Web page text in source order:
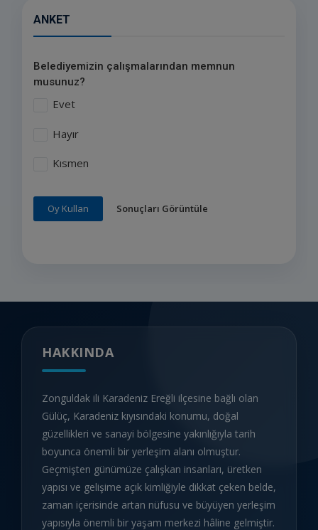
ANKET
Belediyemizin çalışmalarından memnun
musunuz?
Evet
Hayır
Kısmen
Oy Kullan Sonuçları Görüntüle
HAKKINDA
Zonguldak ili Karadeniz Ereğli ilçesine bağlı olan
Gülüç, Karadeniz kıyısındaki konumu, doğal
güzellikleri ve sanayi bölgesine yakınlığıyla tarih
boyunca önemli bir yerleşim alanı olmuştur.
Geçmişten günümüze çalışkan insanları, üretken
yapısı ve gelişime açık kimliğiyle dikkat çeken belde,
zaman içerisinde artan nüfusu ve büyüyen yerleşim
yapısıyla önemli bir yaşam merkezi hâline gelmiştir.